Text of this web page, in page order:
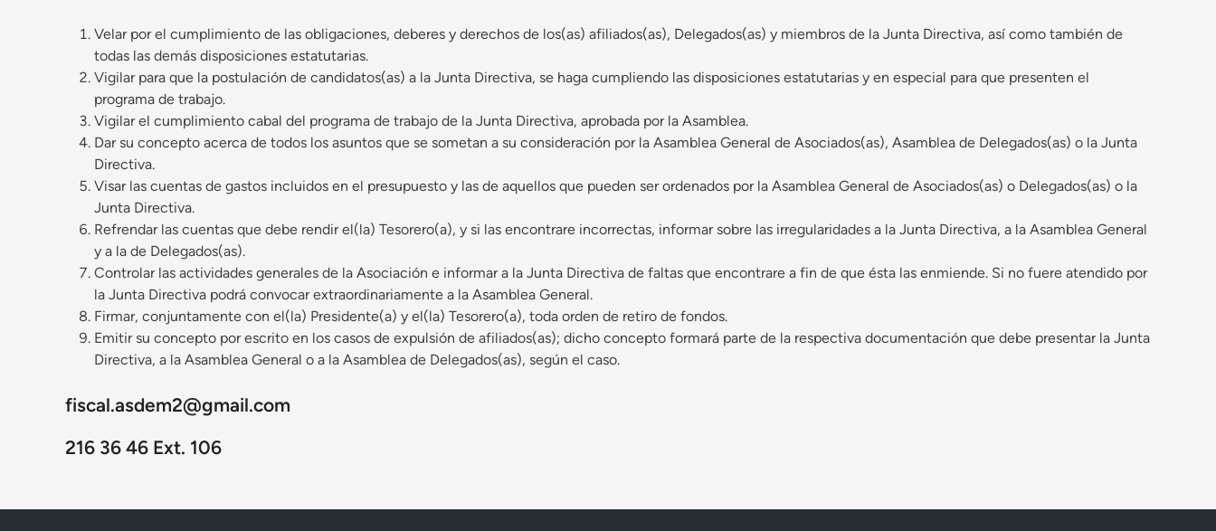
Velar por el cumplimiento de las obligaciones, deberes y derechos de los(as) afiliados(as), Delegados(as) y miembros de la Junta Directiva, así como también de
todas las demás disposiciones estatutarias.
Vigilar para que la postulación de candidatos(as) a la Junta Directiva, se haga cumpliendo las disposiciones estatutarias y en especial para que presenten el
programa de trabajo.
Vigilar el cumplimiento cabal del programa de trabajo de la Junta Directiva, aprobada por la Asamblea.
Dar su concepto acerca de todos los asuntos que se sometan a su consideración por la Asamblea General de Asociados(as), Asamblea de Delegados(as) o la Junta
Directiva.
Visar las cuentas de gastos incluidos en el presupuesto y las de aquellos que pueden ser ordenados por la Asamblea General de Asociados(as) o Delegados(as) o la
Junta Directiva.
Refrendar las cuentas que debe rendir el(la) Tesorero(a), y si las encontrare incorrectas, informar sobre las irregularidades a la Junta Directiva, a la Asamblea General
y a la de Delegados(as).
Controlar las actividades generales de la Asociación e informar a la Junta Directiva de faltas que encontrare a fin de que ésta las enmiende. Si no fuere atendido por
la Junta Directiva podrá convocar extraordinariamente a la Asamblea General.
Firmar, conjuntamente con el(la) Presidente(a) y el(la) Tesorero(a), toda orden de retiro de fondos.
Emitir su concepto por escrito en los casos de expulsión de afiliados(as); dicho concepto formará parte de la respectiva documentación que debe presentar la Junta
Directiva, a la Asamblea General o a la Asamblea de Delegados(as), según el caso.
fiscal.asdem2@gmail.com
216 36 46 Ext. 106